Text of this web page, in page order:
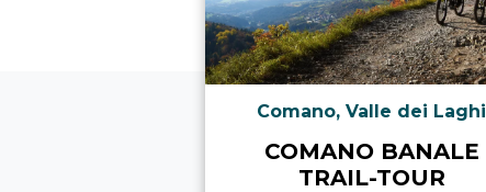
Comano, Valle dei Laghi
COMANO BANALE
TRAIL-TOUR